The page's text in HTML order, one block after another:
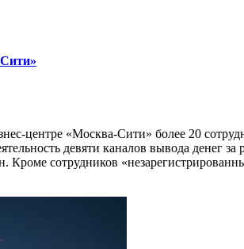
«Москва‑Сити» более 20
девяти каналов вывода
Кроме сотрудников